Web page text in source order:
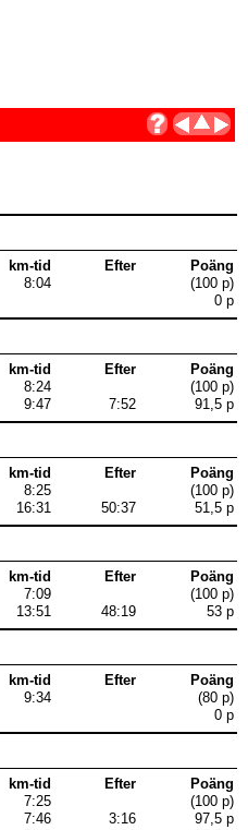
km-tid Efter
Poäng
8:04
(100 p)
0 p
km-tid Efter
Poäng
8:24
(100 p)
9:47 7:52 91,5 p
km-tid Efter
Poäng
8:25
(100 p)
16:31 50:37 51,5 p
km-tid Efter
Poäng
7:09
(100 p)
13:51 48:19 53 p
km-tid Efter
Poäng
9:34
(80 p)
0 p
km-tid Efter
Poäng
7:25
(100 p)
7:46 3:16
97,5 p